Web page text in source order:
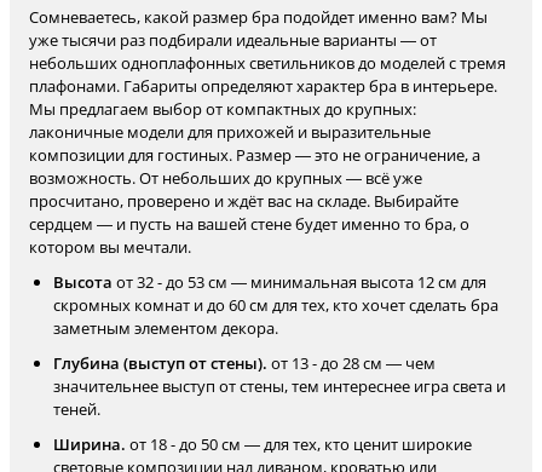
Сомневаетесь, какой размер бра подойдет именно вам? Мы
уже тысячи раз подбирали идеальные варианты — от
небольших одноплафонных светильников до моделей с тремя
плафонами. Габариты определяют характер бра в интерьере.
Мы предлагаем выбор от компактных до крупных:
лаконичные модели для прихожей и выразительные
композиции для гостиных. Размер — это не ограничение, а
возможность. От небольших до крупных — всё уже
просчитано, проверено и ждёт вас на складе. Выбирайте
сердцем — и пусть на вашей стене будет именно то бра, о
котором вы мечтали.
Высота от 32 - до 53 см — минимальная высота 12 см для
скромных комнат и до 60 см для тех, кто хочет сделать бра
заметным элементом декора.
Глубина (выступ от стены). от 13 - до 28 см — чем
значительнее выступ от стены, тем интереснее игра света и
теней.
Ширина. от 18 - до 50 см — для тех, кто ценит широкие
световые композиции над диваном, кроватью или